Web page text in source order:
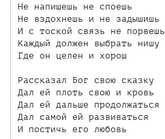
Не напишешь не споешь
Не вздохнешь и не задышишь
И с тоской связь не порвешь
Каждый должен выбрать нишу
Где он целен и хорош
Рассказал Бог свою сказку
Дал ей плоть свою и кровь
Дал ей дальше продолжаться
Дал самой ей развиваться
И постичь его любовь